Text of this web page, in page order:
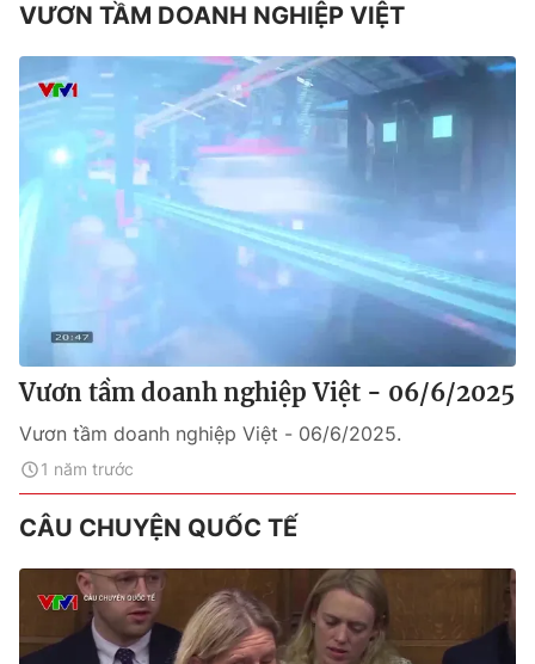
VƯƠN TẦM DOANH NGHIỆP VIỆT
Vươn tầm doanh nghiệp Việt - 06/6/2025
Vươn tầm doanh nghiệp Việt - 06/6/2025.
1 năm trước
CÂU CHUYỆN QUỐC TẾ